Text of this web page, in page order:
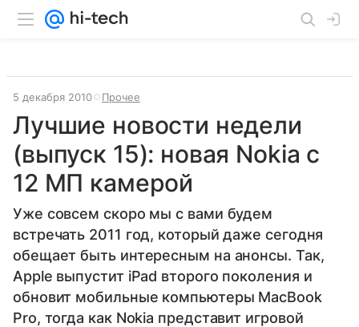
5 декабря 2010 Прочее
Лучшие новости недели
(выпуск 15): новая Nokia с
12 МП камерой
Уже совсем скоро мы с вами будем
встречать 2011 год, который даже сегодня
обещает быть интересным на анонсы. Так,
Apple выпустит iPad второго поколения и
обновит мобильные компьютеры MacBook
Pro, тогда как Nokia представит игровой